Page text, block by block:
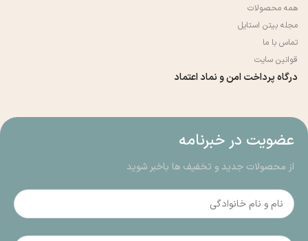
همه محصولات
مجله بیتن استایل
تماس با ما
قوانین سایت
درگاه پرداخت امن و نماد اعتماد
عضویت در خبرنامه
از محصولات جدید و تخفیف ها باخبر شوید